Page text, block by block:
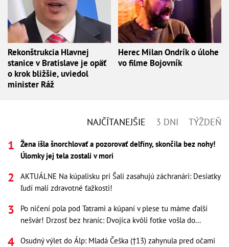
Rekonštrukcia Hlavnej
stanice v Bratislave je opäť
o krok bližšie, uviedol
minister Ráž
Herec Milan Ondrík o úlohe
vo filme Bojovník
NAJČÍTANEJŠIE 3 DNI TÝŽDEŇ
Žena išla šnorchlovať a pozorovať delfíny, skončila bez nohy!
Úlomky jej tela zostali v mori
AKTUÁLNE Na kúpalisku pri Šali zasahujú záchranári: Desiatky
ľudí mali zdravotné ťažkosti!
Po ničení pola pod Tatrami a kúpaní v plese tu máme ďalší
nešvár! Drzosť bez hraníc: Dvojica kvôli fotke vošla do...
Osudný výlet do Álp: Mladá Češka (†13) zahynula pred očami